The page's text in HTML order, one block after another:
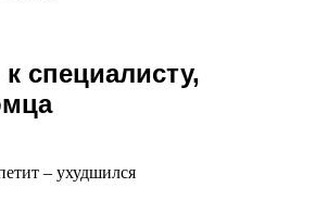
специалисту,
– ухудшился